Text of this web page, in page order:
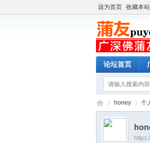
设为首页 收藏本站
论坛首页
honey 个